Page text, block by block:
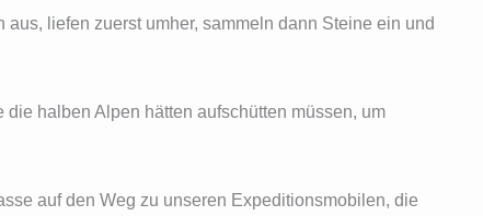
liefen zuerst umher, sammeln dann Steine ein und
halben Alpen hätten aufschütten müssen, um
auf den Weg zu unseren Expeditionsmobilen, die